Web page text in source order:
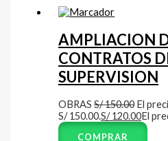
AMPLIACION
CONTRATOS
SUPERVISION
OBRASS/150.00 El
S/ 150.00.S/120.00El
COMPRAR